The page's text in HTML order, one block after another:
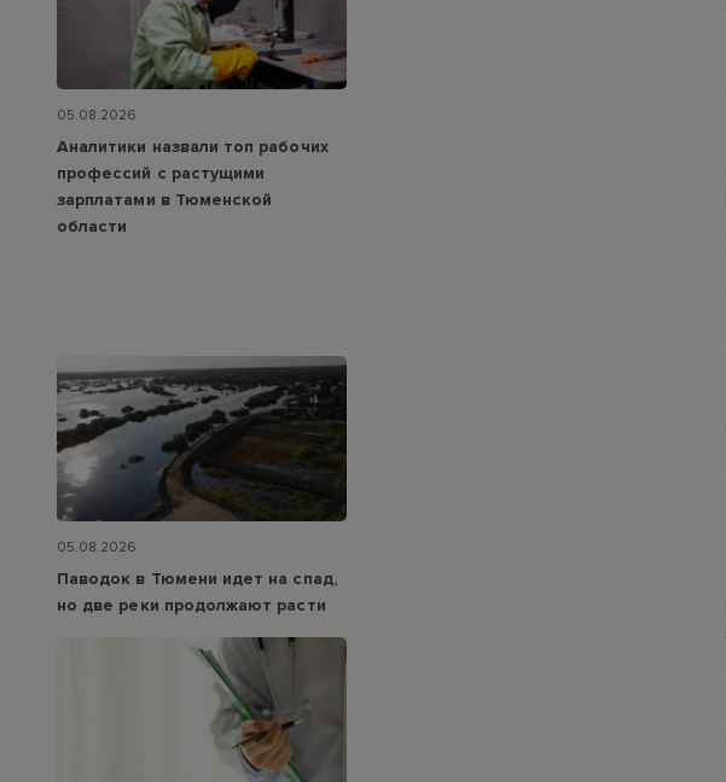
05.08.2026
Аналитики назвали топ рабочих
профессий с растущими
зарплатами в Тюменской
области
05.08.2026
Паводок в Тюмени идет на спад,
но две реки продолжают расти